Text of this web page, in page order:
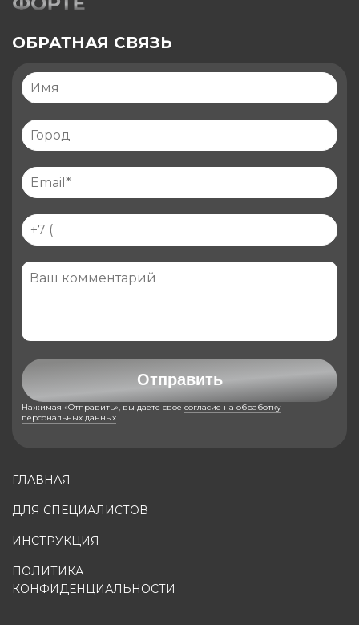
ГЛАВНАЯ
ДЛЯ СПЕЦИАЛИСТОВ
ИНСТРУКЦИЯ
ПОЛИТИКА
КОНФИДЕНЦИАЛЬНОСТИ
ОБРАТНАЯ СВЯЗЬ
Отправить
Нажимая «Отправить», вы даете свое согласие на обработку
персональных данных